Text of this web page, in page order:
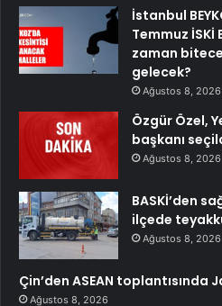
İstanbul
Temmuz İSKİ
zaman
gelecek?
Ağustos 8, 2026
Özgür Özel,
başkanı
Ağustos 8, 2026
BASKİ’den
ilçede
Ağustos 8, 2026
Çin’den ASEAN toplantısında
Ağustos 8, 2026